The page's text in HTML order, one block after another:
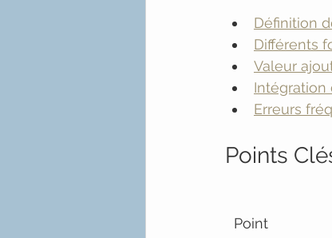
Définition
Différents
Valeur
Intégration
Erreurs
Points
Point